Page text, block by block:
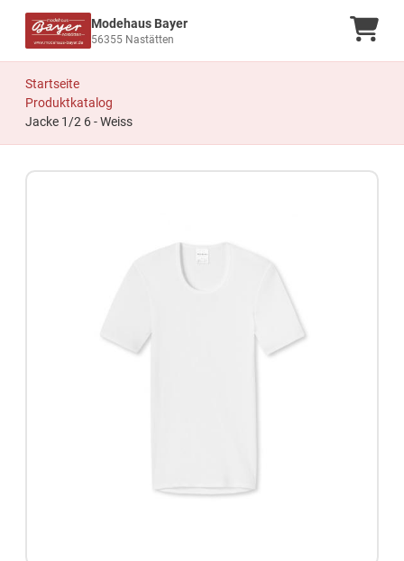
Modehaus Bayer
56355 Nastätten
Startseite
Produktkatalog
Jacke 1/2 6 - Weiss